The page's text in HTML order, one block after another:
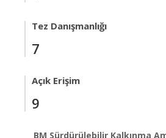
Tez Danışmanlığı
7
Açık Erişim
9
BM Sürdürülebilir Kalkınma